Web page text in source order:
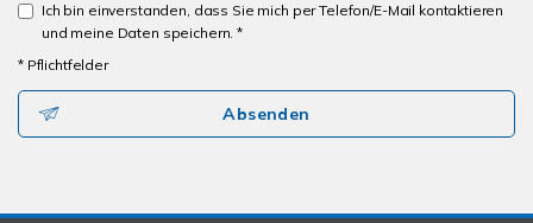
Ich bin einverstanden, dass Sie mich per Telefon/E-Mail kontaktieren
und meine Daten speichern. *
* Pflichtfelder
Absenden